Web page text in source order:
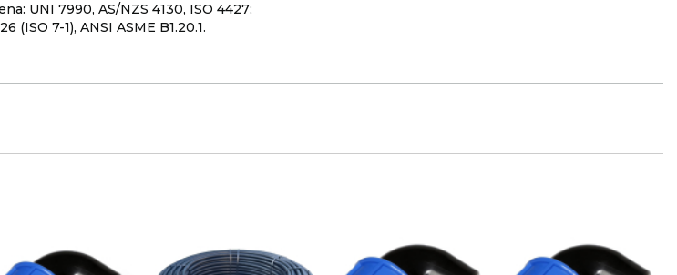
UNI 7990, AS/NZS 4130, ISO 4427;
(ISO 7-1), ANSI ASME B1.20.1.